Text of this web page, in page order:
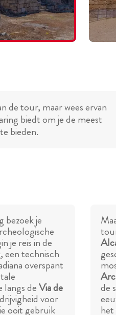
de tour, maar wees ervan
biedt om je de meest
bieden.
bezoek je
je reis in de
, een technisch
overspant
langs deVia de
voor
ooit gebruik
de